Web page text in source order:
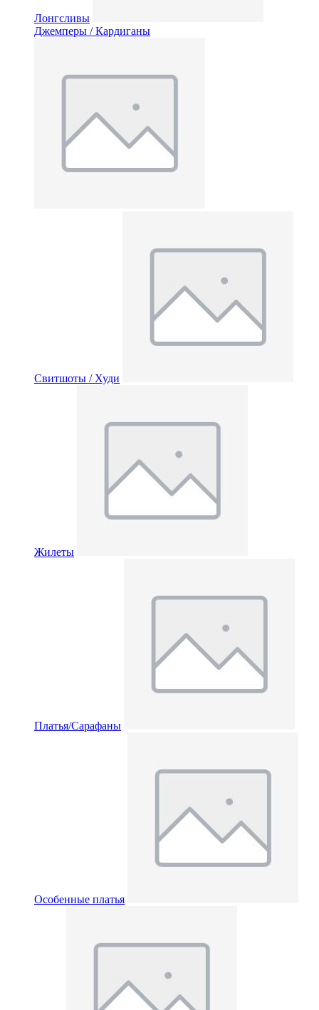
Лонгсливы
Джемперы / Кардиганы
Свитшоты / Худи
Жилеты
Платья/Сарафаны
Особенные платья